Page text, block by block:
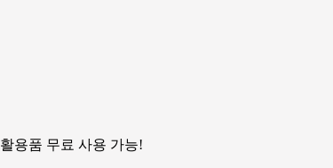
용품 무료 사용 가능!